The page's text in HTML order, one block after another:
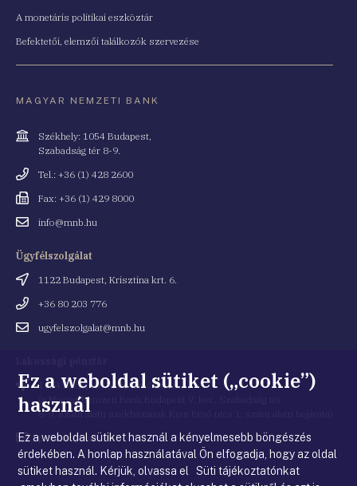
A monetáris politikai eszköztár
Befektetői, elemzői találkozók szervezése
MAGYAR NEMZETI BANK
Cím
Székhely: 1054 Budapest,
Szabadság tér 8-9.
Telefonszám
Tel.: +36 (1) 428 2600
Fax
Fax: +36 (1) 429 8000
Emailinfo@mnb.hu
Ügyfélszolgálat
Cím
1122 Budapest, Krisztina krt. 6.
Telefonszám
+36 80 203 776
Emailugyfelszolgalat@mnb.hu
Cím 1054 Budapest, Kiss Ernő utca 1.
(a Magyar Nemzeti Bank Budapest V. ker., Szabadság tér
8-9. szám alatti székházának Kiss Ernő utca 1. szám alatti bejárata)
Email
cím
penztar@mnb.hu
Ez a weboldal sütiket („cookie”)
használ
Ez a weboldal sütiket használ a kényelmesebb böngészés
érdekében. A honlap használatával Ön elfogadja, hogy az oldal
sütiket használ. Kérjük, olvassa el Süti tájékoztatónkat